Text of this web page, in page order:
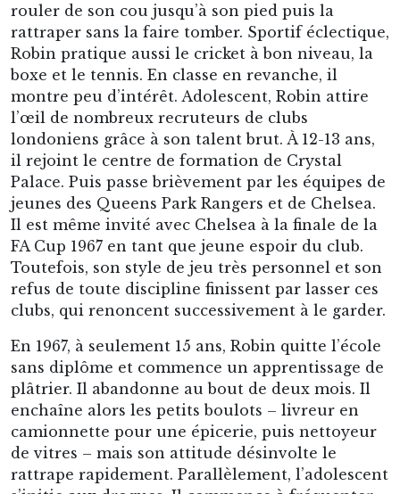
rouler de son cou jusqu’à son pied puis la
rattraper sans la faire tomber. Sportif éclectique,
Robin pratique aussi le cricket à bon niveau, la
boxe et le tennis. En classe en revanche, il
montre peu d’intérêt. Adolescent, Robin attire
l’œil de nombreux recruteurs de clubs
londoniens grâce à son talent brut. À 12-13 ans,
il rejoint le centre de formation de Crystal
Palace. Puis passe brièvement par les équipes de
jeunes des Queens Park Rangers et de Chelsea.
Il est même invité avec Chelsea à la finale de la
FA Cup 1967 en tant que jeune espoir du club.
Toutefois, son style de jeu très personnel et son
refus de toute discipline finissent par lasser ces
clubs, qui renoncent successivement à le garder.
En 1967, à seulement 15 ans, Robin quitte l’école
sans diplôme et commence un apprentissage de
plâtrier. Il abandonne au bout de deux mois. Il
enchaîne alors les petits boulots – livreur en
camionnette pour une épicerie, puis nettoyeur
de vitres – mais son attitude désinvolte le
rattrape rapidement. Parallèlement, l’adolescent